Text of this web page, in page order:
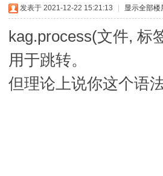
发表于 2021-12-22 15:21:13 显示全部楼
kag.process(文件, 标
用于跳转。
但理论上说你这个语